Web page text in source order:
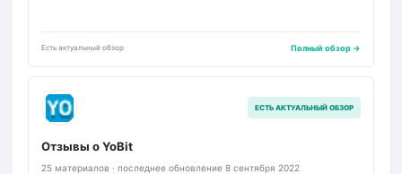
Есть актуальный обзор Полный обзор →
YO ЕСТЬ АКТУАЛЬНЫЙ ОБЗОР
Отзывы о YoBit
25 материалов · последнее обновление 8 сентября 2022